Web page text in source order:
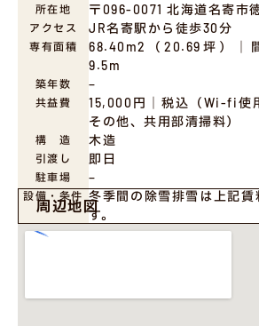
所在地 〒096-0071 北海道名寄市
アクセス JR名寄駅から徒歩30分
専有面積
68.40m2（20.69坪）｜
9.5m
築年数 −
共益費
15,000円｜税込（Wi-fi使
その他、共用部清掃料）
構 造 木造
引渡し 即日
駐車場 −
設備・条件 冬季間の除雪排雪は上記
す。
周辺地図